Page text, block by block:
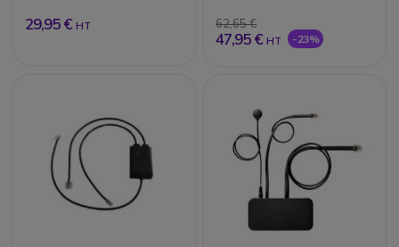
29,95 € HT 62,65 €
47,95 € HT -23%